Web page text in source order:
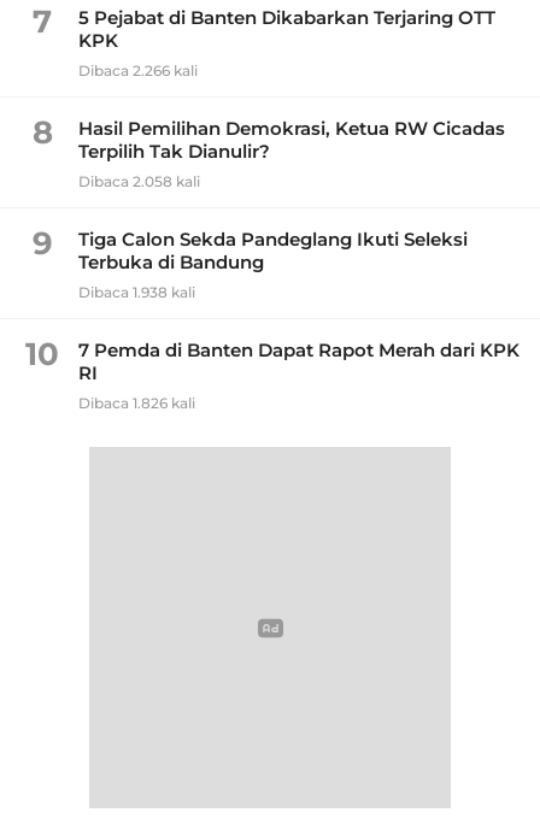
7
5 Pejabat di Banten Dikabarkan Terjaring OTT
KPK
Dibaca 2.266 kali
8
Hasil Pemilihan Demokrasi, Ketua RW Cicadas
Terpilih Tak Dianulir?
Dibaca 2.058 kali
9
Tiga Calon Sekda Pandeglang Ikuti Seleksi
Terbuka di Bandung
Dibaca 1.938 kali
10
7 Pemda di Banten Dapat Rapot Merah dari KPK
RI
Dibaca 1.826 kali